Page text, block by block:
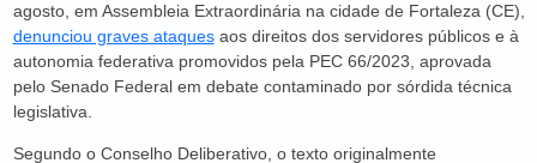
agosto, em Assembleia Extraordinária na cidade de Fortaleza (CE),
denunciou graves ataquesaos direitos dos servidores públicos e à
autonomia federativa promovidos pela PEC 66/2023, aprovada
pelo Senado Federal em debate contaminado por sórdida técnica
legislativa.
Segundo o Conselho Deliberativo, o texto originalmente